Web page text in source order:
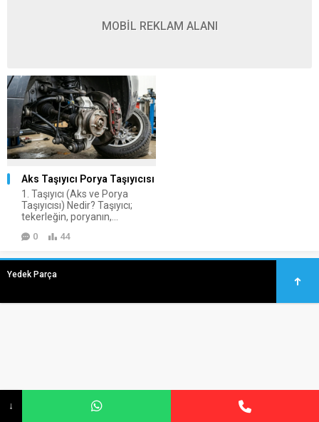
MOBİL REKLAM ALANI
Aks Taşıyıcı Porya Taşıyıcısı
1. Taşıyıcı (Aks ve Porya
Taşıyıcısı) Nedir? Taşıyıcı;
tekerleğin, poryanın,...
0 44
Yedek Parça
↓